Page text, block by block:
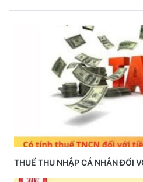
THUẾ THU NHẬP CÁ NHÂN ĐỐI